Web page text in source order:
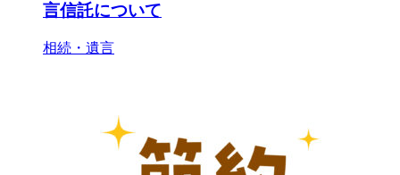
言信託について
相続・遺言